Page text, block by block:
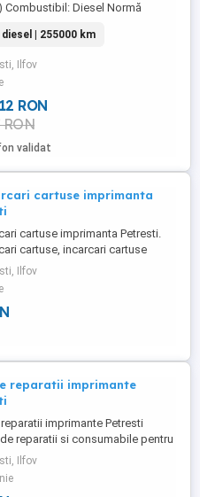
Combustibil: Diesel Normă
fabricație: 2008 Km: 255000km
și echipamente: Pachet sport
Scaune sport si incalzite fata
Climatizare automată ...
diesel | 255000 km
Ilfov
RON
RON
validat
cartuse imprimanta
cartuse imprimanta Petresti.
cartuse, incarcari cartuse
in Petresti. Evitati stresul
prin Bucuresti cu ajutorul ofertei
cuprinde reincarcari,
remanufacturare cartuse toner
Ilfov
reparatii imprimante
imprimante Petresti
reparatii si consumabile pentru
multifunctionale la sediul
dvs. Bucuresti, Ilfov. Executie
livrare gratuita in max. 2 ore la
Ilfov